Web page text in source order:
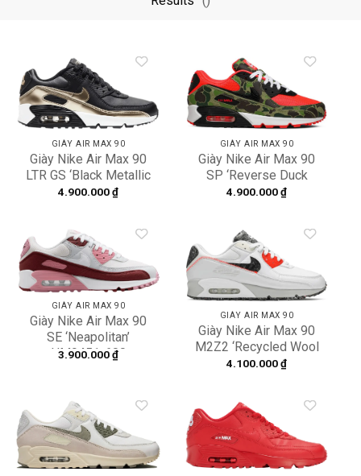
Add to
wishlist
GIÀY AIR MAX 90
Giày Nike Air Max 90
LTR GS ‘Black Metallic
Gold Star’ CD6864-
4.900.000₫
Add to
wishlist
GIÀY AIR MAX 90
Giày Nike Air Max 90
SP ‘Reverse Duck
Camo’ CW6024-600
4.900.000₫
Add to
wishlist
GIÀY AIR MAX 90
Giày Nike Air Max 90
SE ‘Neapolitan’
HM9451-600
3.900.000₫
Add to
wishlist
GIÀY AIR MAX 90
Giày Nike Air Max 90
M2Z2 ‘Recycled Wool
Pack – White Photon
4.100.000₫
Add to
wishlist
Add to
wishlist